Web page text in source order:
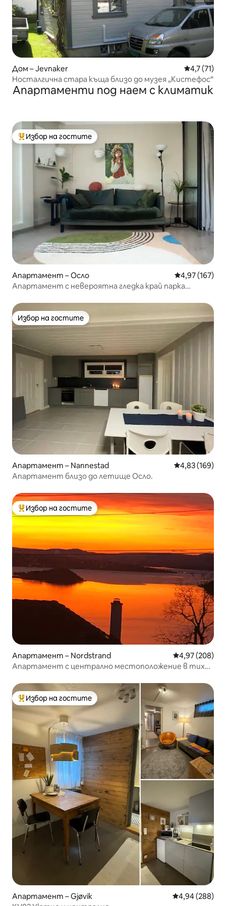
Дом – Jevnaker Средна
4,7 (71)
Носталгична стара къща близо до музея „Кистефос“
Апартаменти под наем с климатик
Най-популярен избор на гостите
Избор на гостите
Апартамент – Осло Средна
4,97 (167)
Апартамент с невероятна гледка край парка
Избор на гостите
Избор на гостите
Апартамент – Nannestad Средна
4,83 (169)
Апартамент близо до летище Осло.
Най-популярен избор на гостите
Избор на гостите
Апартамент – Nordstrand Средна
4,97 (208)
Апартамент с централно местоположение в тиха
Най-популярен избор на гостите
Избор на гостите
Апартамент – Gjøvik Средна
4,94 (288)